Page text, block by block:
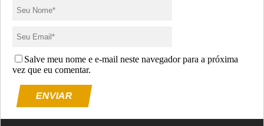
Salve meu nome e e-mail neste navegador para a próxima
vez que eu comentar.
ENVIAR